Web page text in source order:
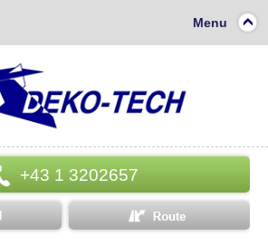
Menu
+43 1 3202657